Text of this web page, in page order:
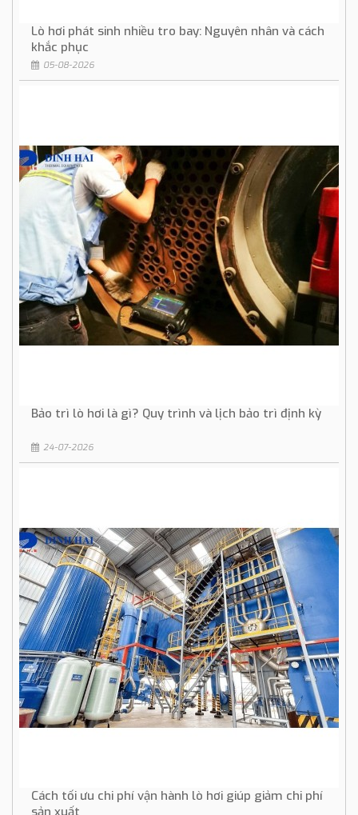
Lò hơi phát sinh nhiều tro bay: Nguyên nhân và cách
khắc phục
05-08-2026
Bảo trì lò hơi là gì? Quy trình và lịch bảo trì định kỳ
24-07-2026
Cách tối ưu chi phí vận hành lò hơi giúp giảm chi phí